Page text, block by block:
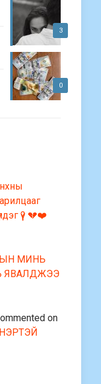
3
0
үү? 💔❤️
МИНЬ
ЯВАЛДЖЭЭ
on